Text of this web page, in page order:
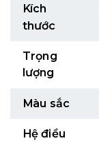
Kích
thước
Trọng
lượng
Màu sắc
Hệ điều